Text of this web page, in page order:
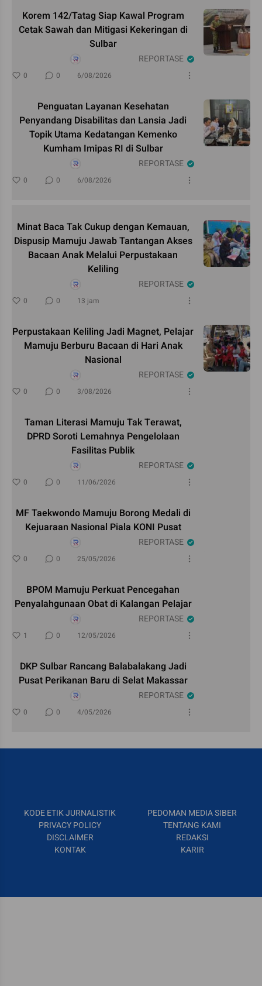
Korem 142/Tatag Siap Kawal Program
Cetak Sawah dan Mitigasi Kekeringan di
Sulbar
REPORTASE
0 0 6/08/2026
Penguatan Layanan Kesehatan
Penyandang Disabilitas dan Lansia Jadi
Topik Utama Kedatangan Kemenko
Kumham Imipas RI di Sulbar
REPORTASE
0 0 6/08/2026
Minat Baca Tak Cukup dengan Kemauan,
Dispusip Mamuju Jawab Tantangan Akses
Bacaan Anak Melalui Perpustakaan
Keliling
REPORTASE
0 0 13 jam
Perpustakaan Keliling Jadi Magnet, Pelajar
Mamuju Berburu Bacaan di Hari Anak
Nasional
REPORTASE
0 0 3/08/2026
Taman Literasi Mamuju Tak Terawat,
DPRD Soroti Lemahnya Pengelolaan
Fasilitas Publik
REPORTASE
0 0 11/06/2026
MF Taekwondo Mamuju Borong Medali di
Kejuaraan Nasional Piala KONI Pusat
REPORTASE
0 0 25/05/2026
BPOM Mamuju Perkuat Pencegahan
Penyalahgunaan Obat di Kalangan Pelajar
REPORTASE
1 0 12/05/2026
DKP Sulbar Rancang Balabalakang Jadi
Pusat Perikanan Baru di Selat Makassar
REPORTASE
0 0 4/05/2026
KODE ETIK JURNALISTIK
PEDOMAN MEDIA SIBER
PRIVACY POLICY
TENTANG KAMI
DISCLAIMER
REDAKSI
KONTAK
KARIR